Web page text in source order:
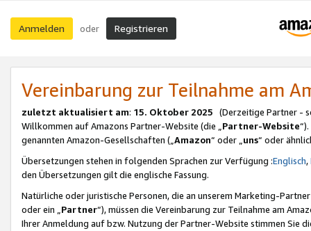
Anmelden oder Registrieren
Vereinbarung zur Teilnahme am
zuletzt aktualisiert am: 15. Oktober 2025 (Derzeitige Partner -
Willkommen auf Amazons Partner-Website (die „Partner-Website
genannten Amazon-Gesellschaften („Amazon“ oder „uns“ oder
Übersetzungen stehen in folgenden Sprachen zur Verfügung :Englisch,
den Übersetzungen gilt die englische Fassung.
Natürliche oder juristische Personen, die an unserem Marketing-
oder ein „Partner“), müssen die Vereinbarung zur Teilnahme am
Ihrer Anmeldung auf bzw. Nutzung der Partner-Website stimmen Sie